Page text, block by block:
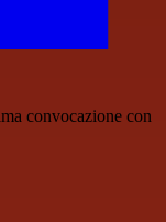
convocazione con